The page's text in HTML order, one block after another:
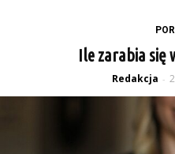
Ile zarabia się
Redakcja -